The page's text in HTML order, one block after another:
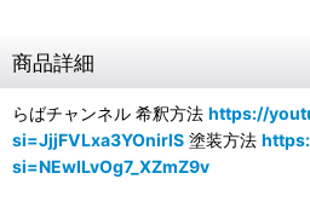
商品詳細
らばチャンネル 希釈方法 https://
si=JjjFVLxa3YOnirlS 塗装方法
si=NEwILvOg7_XZmZ9v